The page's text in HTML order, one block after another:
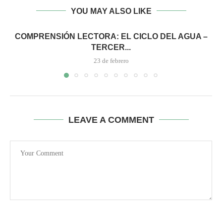
YOU MAY ALSO LIKE
COMPRENSIÓN LECTORA: EL CICLO DEL AGUA –
TERCER...
23 de febrero
LEAVE A COMMENT